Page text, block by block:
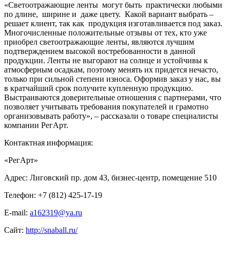
«Светоотражающие ленты могут быть практически любыми
по длине, ширине и даже цвету. Какой вариант выбрать –
решает клиент, так как продукция изготавливается под заказ.
Многочисленные положительные отзывы от тех, кто уже
приобрел светоотражающие ленты, являются лучшим
подтверждением высокой востребованности в данной
продукции. Ленты не выгорают на солнце и устойчивы к
атмосферным осадкам, поэтому менять их придется нечасто,
только при сильной степени износа. Оформив заказ у нас, вы
в кратчайший срок получите купленную продукцию.
Выстраиваются доверительные отношения с партнерами, что
позволяет учитывать требования покупателей и грамотно
организовывать работу», – рассказали о товаре специалисты
компании РегАрт.
Контактная информация:
«РегАрт»
Адрес: Лиговский пр. дом 43, бизнес-центр, помещение 510
Телефон: +7 (812) 425-17-19
E-mail: a162319@ya.ru
Сайт: http://snaball.ru/